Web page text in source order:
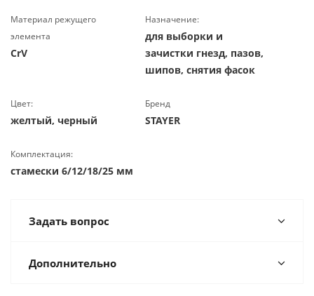
Материал режущего
элемента
CrV
Назначение:
для выборки и
зачистки гнезд, пазов,
шипов, снятия фасок
Цвет:
желтый, черный
Бренд
STAYER
Комплектация:
стамески 6/12/18/25 мм
Задать вопрос
Дополнительно